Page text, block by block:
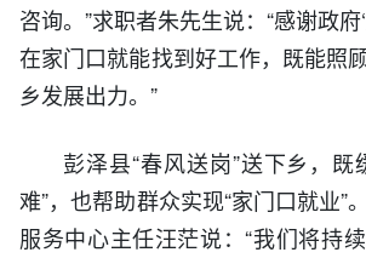
咨询。”求职者朱先生说：“感谢政府
在家门口就能找到好工作，既能照
乡发展出力。”
彭泽县“春风送岗”送下乡，既
难”，也帮助群众实现“家门口就业”。
服务中心主任汪茫说：“我们将持